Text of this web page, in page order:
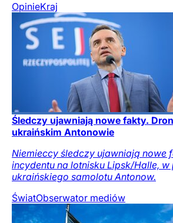
OpinieKraj
Śledczy ujawniają nowe fakty.
ukraińskim Antonowie
Niemieccy śledczy ujawniają nowe
incydentu na lotnisku Lipsk/Halle, w
ukraińskiego samolotu Antonow.
ŚwiatObserwator mediów